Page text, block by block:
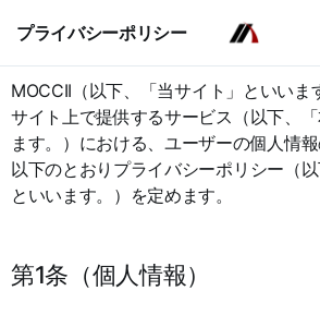
プライバシーポリシー
MOCCII（以下、「当サイト」といいま
サイト上で提供するサービス（以下、
ます。）における、ユーザーの個人情報
以下のとおりプライバシーポリシー（以
といいます。）を定めます。
第1条（個人情報）